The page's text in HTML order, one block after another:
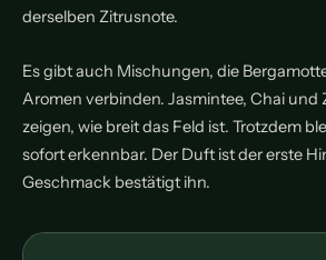
derselben Zitrusnote.
Es gibt auch Mischungen, die
Aromen verbinden. Jasmintee, Chai
zeigen, wie breit das Feld ist. Trotzdem
sofort erkennbar. Der Duft ist der erste
Geschmack bestätigt ihn.